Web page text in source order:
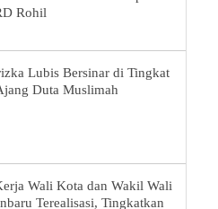
Rohil
Lubis Bersinar di Tingkat
Duta Muslimah
Wali Kota dan Wakil Wali
Terealisasi, Tingkatkan